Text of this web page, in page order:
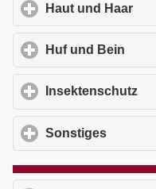
Haut und Haar
Huf und Bein
Insektenschutz
Sonstiges